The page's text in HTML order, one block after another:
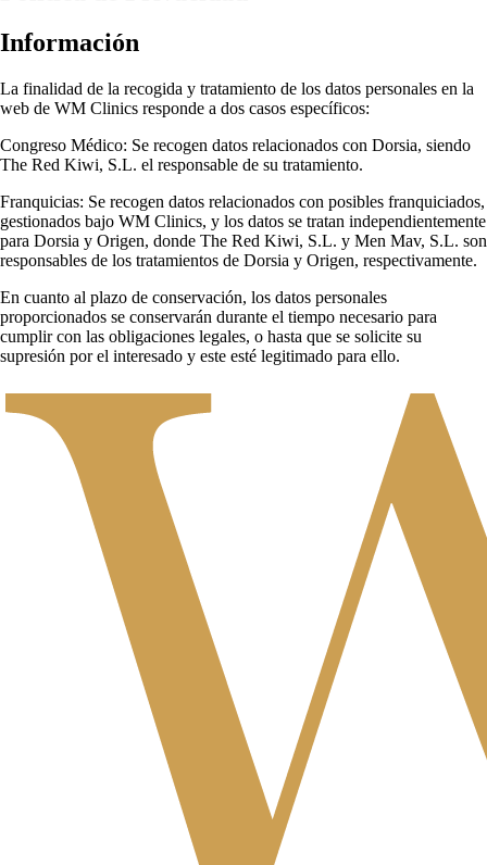
Información
La finalidad de la recogida y tratamiento de los datos personales en la
web de WM Clinics responde a dos casos específicos:
Congreso Médico: Se recogen datos relacionados con Dorsia, siendo
The Red Kiwi, S.L. el responsable de su tratamiento.
Franquicias: Se recogen datos relacionados con posibles franquiciados,
gestionados bajo WM Clinics, y los datos se tratan independientemente
para Dorsia y Origen, donde The Red Kiwi, S.L. y Men Mav, S.L. son
responsables de los tratamientos de Dorsia y Origen, respectivamente.
En cuanto al plazo de conservación, los datos personales
proporcionados se conservarán durante el tiempo necesario para
cumplir con las obligaciones legales, o hasta que se solicite su
supresión por el interesado y este esté legitimado para ello.